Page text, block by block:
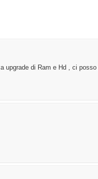
upgrade di Ram e Hd , ci